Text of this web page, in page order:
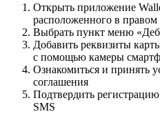
Открыть приложение
расположенного в правом
Выбрать пункт меню
Добавить реквизиты
с помощью камеры
Ознакомиться и принять
соглашения
Подтвердить
SMS